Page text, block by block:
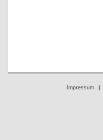
Impressum|